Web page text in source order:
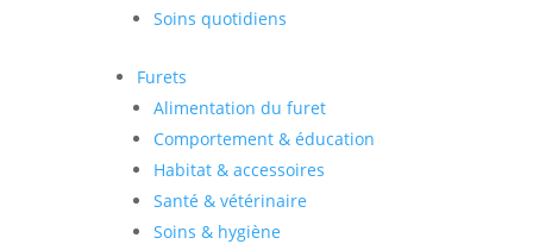
Soins quotidiens
Furets
Alimentation du furet
Comportement & éducation
Habitat & accessoires
Santé & vétérinaire
Soins & hygiène